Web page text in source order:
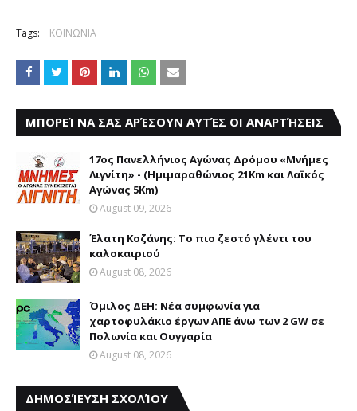
Tags: ΚΟΙΝΩΝΙΑ
ΜΠΟΡΕΊ ΝΑ ΣΑΣ ΑΡΈΣΟΥΝ ΑΥΤΈΣ ΟΙ ΑΝΑΡΤΉΣΕΙΣ
17ος Πανελλήνιος Αγώνας Δρόμου «Μνήμες
Λιγνίτη» - (Ημιμαραθώνιος 21Km και Λαϊκός
Αγώνας 5Km)
August 09, 2026
Έλατη Κοζάνης: Το πιο ζεστό γλέντι του
καλοκαιριού
August 08, 2026
Όμιλος ΔΕΗ: Νέα συμφωνία για
χαρτοφυλάκιο έργων ΑΠΕ άνω των 2 GW σε
Πολωνία και Ουγγαρία
August 08, 2026
ΔΗΜΟΣΊΕΥΣΗ ΣΧΟΛΊΟΥ